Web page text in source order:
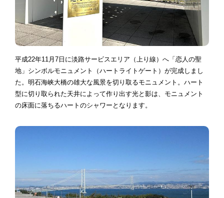
平成22年11月7日に淡路サービスエリア（上り線）へ「恋人の聖
地」シンボルモニュメント（ハートライトゲート）が完成しまし
た。明石海峡大橋の雄大な風景を切り取るモニュメント。ハート
型に切り取られた天井によって作り出す光と影は、モニュメント
の床面に落ちるハートのシャワーとなります。